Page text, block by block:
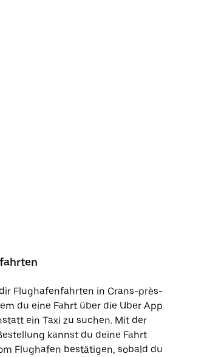
Flughafenfahrten in Crans-près-
du eine Fahrt über die Uber App
ein Taxi zu suchen. Mit der
kannst du deine Fahrt
Flughafen bestätigen, sobald du